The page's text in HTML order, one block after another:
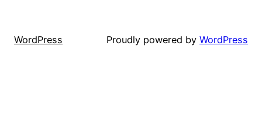
WordPress Proudly powered by WordPress